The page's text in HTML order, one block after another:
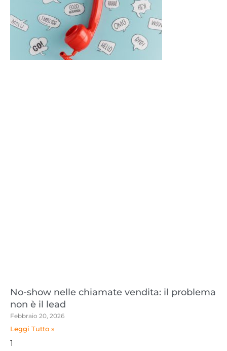
No-show nelle chiamate vendita: il problema
non è il lead
Febbraio 20, 2026
Leggi Tutto »